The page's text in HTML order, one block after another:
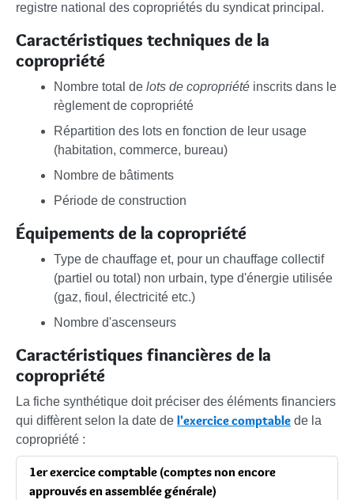
registre national des copropriétés du syndicat principal.
Caractéristiques techniques de la
copropriété
Nombre total de lots de copropriété inscrits dans le
règlement de copropriété
Répartition des lots en fonction de leur usage
(habitation, commerce, bureau)
Nombre de bâtiments
Période de construction
Équipements de la copropriété
Type de chauffage et, pour un chauffage collectif
(partiel ou total) non urbain, type d'énergie utilisée
(gaz, fioul, électricité etc.)
Nombre d'ascenseurs
Caractéristiques financières de la
copropriété
La fiche synthétique doit préciser des éléments financiers
qui diffèrent selon la date de l'exercice comptable de la
copropriété :
1er exercice comptable (comptes non encore
approuvés en assemblée générale)